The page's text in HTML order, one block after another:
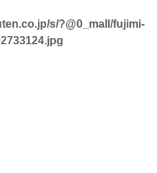
s/?@0_mall/fujimi-